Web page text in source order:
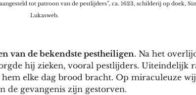
tot patroon van de pestlijders”, ca. 1623, schilderij op doek,
Lukasweb.
van de bekendste pestheiligen. Na het
hij zieken, vooral pestlijders. Uiteindelijk
elke dag brood bracht. Op miraculeuze
gevangenis zijn gestorven.